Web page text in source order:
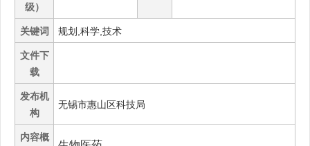
级）
关键词 规划,科学,技术
文件下
载
发布机
构
无锡市惠山区科技局
内容概